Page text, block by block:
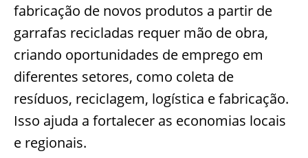
fabricação de novos produtos a partir de
garrafas recicladas requer mão de obra,
criando oportunidades de emprego em
diferentes setores, como coleta de
resíduos, reciclagem, logística e fabricação.
Isso ajuda a fortalecer as economias locais
e regionais.